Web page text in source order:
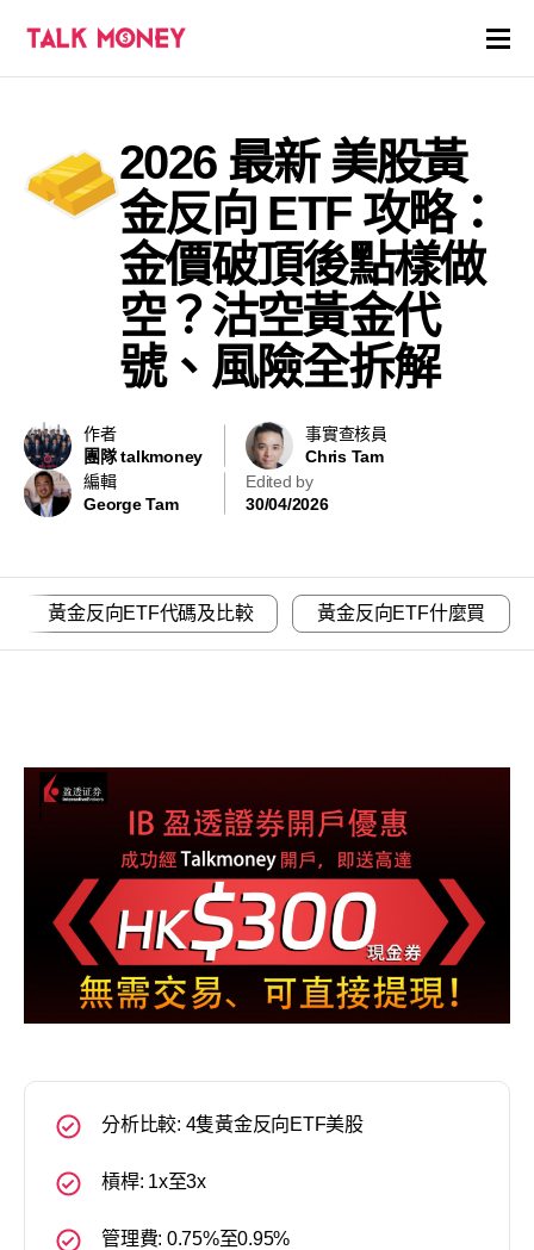
證券商評價
各種投資產品戶口
虛擬貨幣
關於
2026 最新 美股黃
金反向 ETF 攻略：
金價破頂後點樣做
空？沽空黃金代
號、風險全拆解
作者
團隊 talkmoney
事實查核員
Chris Tam
編輯
George Tam
Edited by
30/04/2026
黃金反向ETF代碼及比較 黃金反向ETF什麼買
分析比較: 4隻黃金反向ETF美股
槓桿: 1x至3x
管理費: 0.75%至0.95%